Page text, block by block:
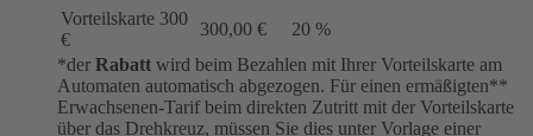
Vorteilskarte 300
€
300,00 €
20 %
*der Rabatt wird beim Bezahlen mit Ihrer Vorteilskarte am
Automaten automatisch abgezogen. Für einen ermäßigten**
Erwachsenen-Tarif beim direkten Zutritt mit der Vorteilskarte
über das Drehkreuz, müssen Sie dies unter Vorlage einer